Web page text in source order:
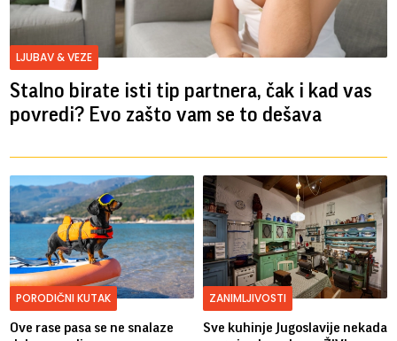
LJUBAV & VEZE
Stalno birate isti tip partnera, čak i kad vas
povredi? Evo zašto vam se to dešava
PORODIČNI KUTAK
Ove rase pasa se ne snalaze
ZANIMLJIVOSTI
Sve kuhinje Jugoslavije nekada